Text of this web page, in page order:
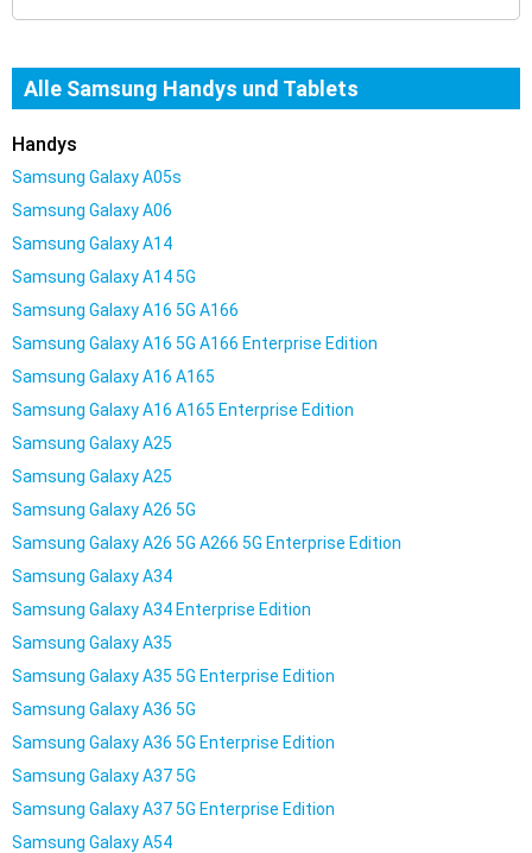
Alle Samsung Handys und Tablets
Handys
Samsung Galaxy A05s
Samsung Galaxy A06
Samsung Galaxy A14
Samsung Galaxy A14 5G
Samsung Galaxy A16 5G A166
Samsung Galaxy A16 5G A166 Enterprise Edition
Samsung Galaxy A16 A165
Samsung Galaxy A16 A165 Enterprise Edition
Samsung Galaxy A25
Samsung Galaxy A25
Samsung Galaxy A26 5G
Samsung Galaxy A26 5G A266 5G Enterprise Edition
Samsung Galaxy A34
Samsung Galaxy A34 Enterprise Edition
Samsung Galaxy A35
Samsung Galaxy A35 5G Enterprise Edition
Samsung Galaxy A36 5G
Samsung Galaxy A36 5G Enterprise Edition
Samsung Galaxy A37 5G
Samsung Galaxy A37 5G Enterprise Edition
Samsung Galaxy A54